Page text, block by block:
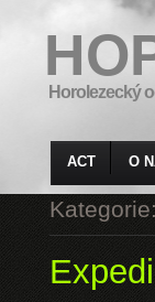
Horolezecký
ACT O